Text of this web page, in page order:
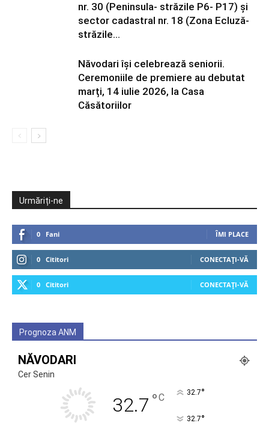
nr. 30 (Peninsula- străzile P6- P17) și
sector cadastral nr. 18 (Zona Ecluză-
străzile...
Năvodari își celebrează seniorii.
Ceremoniile de premiere au debutat
marți, 14 iulie 2026, la Casa
Căsătoriilor
Urmăriți-ne
0 Fani ÎMI PLACE
0 Cititori CONECTAȚI-VĂ
0 Cititori CONECTAȚI-VĂ
Prognoza ANM
NĂVODARI
Cer Senin
32.7 °C 32.7°
32.7°